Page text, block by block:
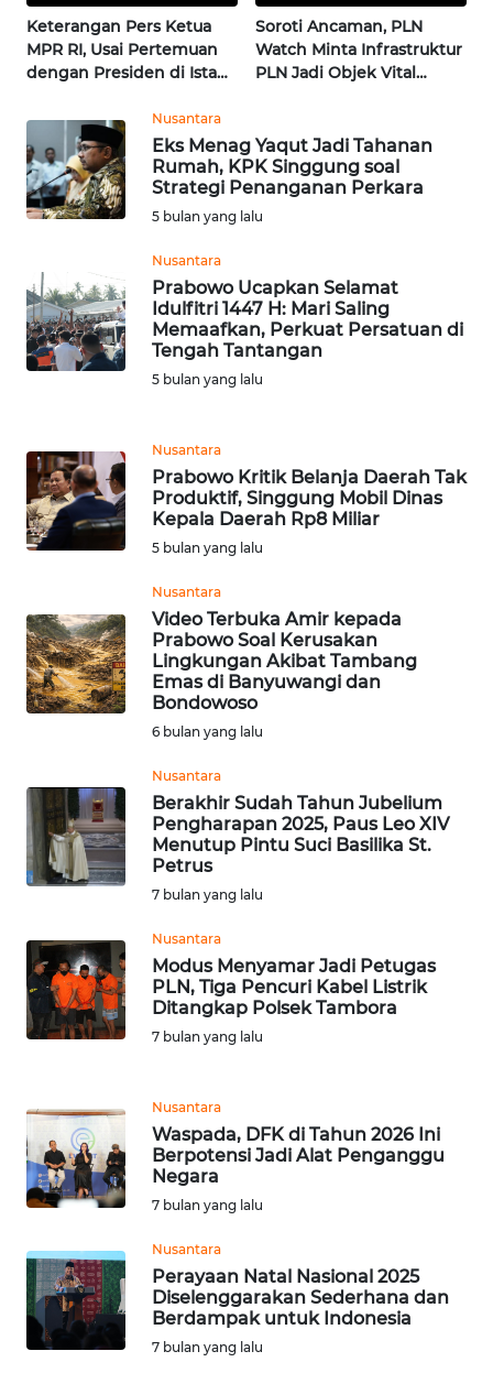
Keterangan Pers Ketua
MPR RI, Usai Pertemuan
dengan Presiden di Istana
Soroti Ancaman, PLN
Watch Minta Infrastruktur
PLN Jadi Objek Vital
Nusantara
Eks Menag Yaqut Jadi Tahanan
Rumah, KPK Singgung soal
Strategi Penanganan Perkara
5 bulan yang lalu
Nusantara
Prabowo Ucapkan Selamat
Idulfitri 1447 H: Mari Saling
Memaafkan, Perkuat Persatuan di
Tengah Tantangan
5 bulan yang lalu
Nusantara
Prabowo Kritik Belanja Daerah Tak
Produktif, Singgung Mobil Dinas
Kepala Daerah Rp8 Miliar
5 bulan yang lalu
Nusantara
Video Terbuka Amir kepada
Prabowo Soal Kerusakan
Lingkungan Akibat Tambang
Emas di Banyuwangi dan
Bondowoso
6 bulan yang lalu
Nusantara
Berakhir Sudah Tahun Jubelium
Pengharapan 2025, Paus Leo XIV
Menutup Pintu Suci Basilika St.
Petrus
7 bulan yang lalu
Nusantara
Modus Menyamar Jadi Petugas
PLN, Tiga Pencuri Kabel Listrik
Ditangkap Polsek Tambora
7 bulan yang lalu
Nusantara
Waspada, DFK di Tahun 2026 Ini
Berpotensi Jadi Alat Penganggu
Negara
7 bulan yang lalu
Nusantara
Perayaan Natal Nasional 2025
Diselenggarakan Sederhana dan
Berdampak untuk Indonesia
7 bulan yang lalu
KALSEL
WN
WN
SULSEL
WN
SULUT
WN
MALUT
WN
DANAU
TOBA
WN
LANGKAT
TAPANULI
SELATAN
WN
TANJUNG
WN
KARO
WN
WN
LABUHANBATU